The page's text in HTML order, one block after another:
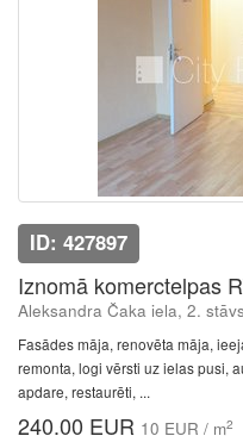
ID: 427897
Iznomā komerctelpas
Aleksandra Čaka iela, 2.
Fasādes māja, renovēta māja,
remonta, logi vērsti uz ielas pusi,
apdare, restaurēti, ...
240.00 EUR 10 EUR / m2